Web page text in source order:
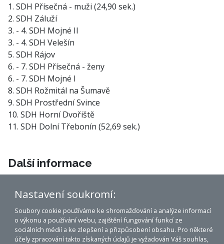
1. SDH Přísečná - muži (24,90 sek.)
2. SDH Záluží
3. - 4. SDH Mojné II
3. - 4. SDH Velešín
5. SDH Rájov
6. - 7. SDH Přísečná - ženy
6. - 7. SDH Mojné I
8. SDH Rožmitál na Šumavě
9. SDH Prostřední Svince
10. SDH Horní Dvořiště
11. SDH Dolní Třebonín (52,69 sek.)
Další informace
Dolní Třebonín na mapě
Nastavení soukromí:
Soubory cookie používáme ke shromažďování a analýze informací
o výkonu a používání webu, zajištění fungování funkcí ze
sociálních médií a ke zlepšení a přizpůsobení obsahu. Pro některé
účely zpracování takto získaných údajů je vyžadován Váš souhlas,